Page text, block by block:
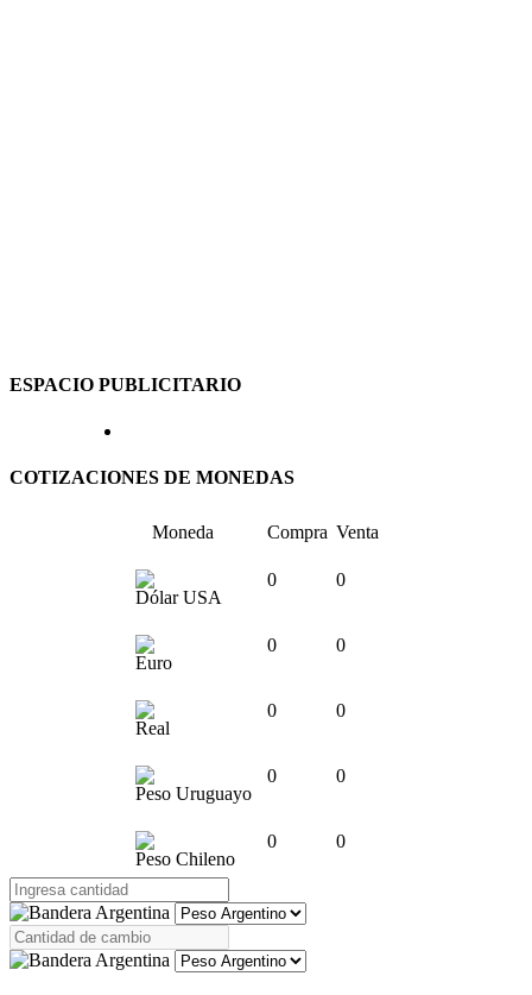
ESPACIO PUBLICITARIO
COTIZACIONES DE MONEDAS
Moneda Compra Venta
Dólar USA
0 0
Euro
0 0
Real
0 0
Peso Uruguayo
0 0
Peso Chileno
0 0